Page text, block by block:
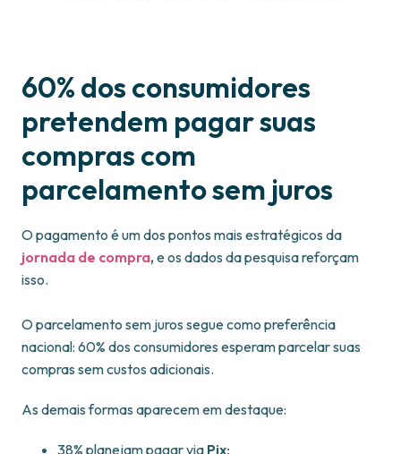
60% dos consumidores
pretendem pagar suas
compras com
parcelamento sem juros
O pagamento é um dos pontos mais estratégicos da
jornada de compra, e os dados da pesquisa reforçam
isso.
O parcelamento sem juros segue como preferência
nacional: 60% dos consumidores esperam parcelar suas
compras sem custos adicionais.
As demais formas aparecem em destaque:
38% planejam pagar via Pix;